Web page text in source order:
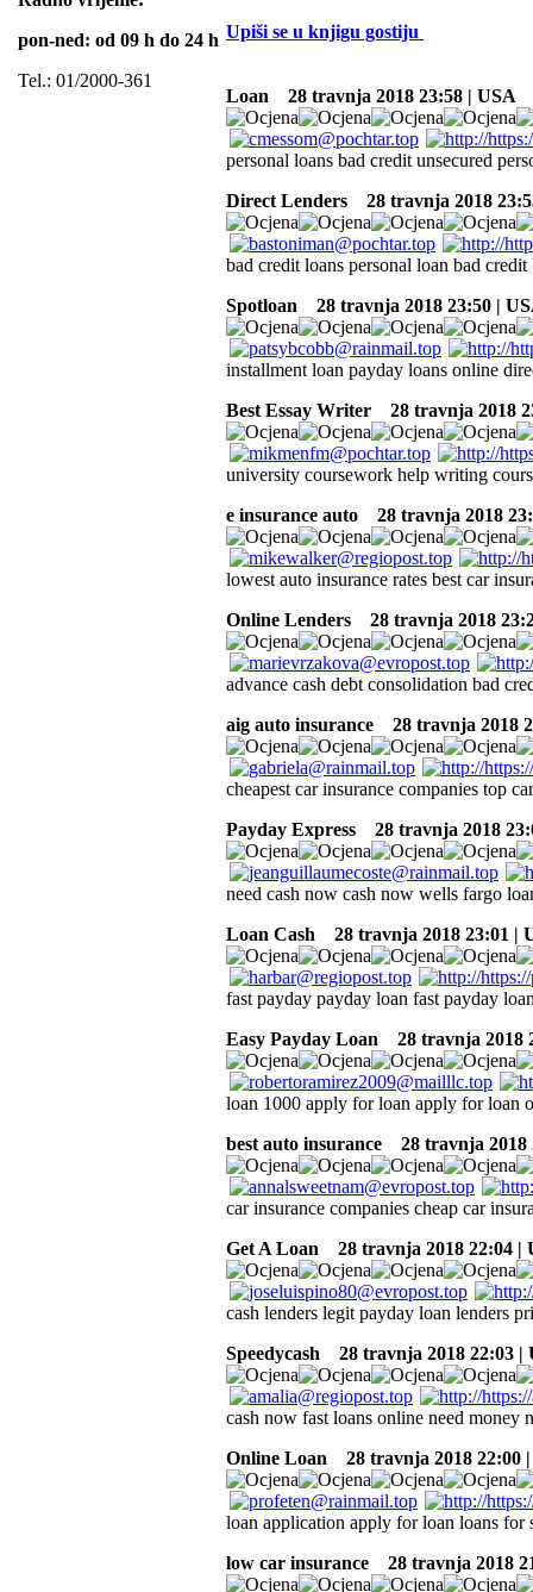
pon-ned: od 09 h do 24 h
Tel.: 01/2000-361
Upiši se u knjigu gostiju
Loan 28 travnja 2018 23:58 | USA
personal loans bad credit unsecured
Direct Lenders
28 travnja 2018
bad credit loans personal loan bad
Spotloan
28 travnja 2018 23:50 |
installment loan payday loans online
Best Essay Writer
28 travnja 2018
university coursework help writing
e insurance auto
28 travnja 2018
lowest auto insurance rates best car
Online Lenders
28 travnja 2018
advance cash debt consolidation bad
aig auto insurance
28 travnja 2018
cheapest car insurance companies top
Payday Express
28 travnja 2018
need cash now cash now wells fargo
Loan Cash
28 travnja 2018 23:01 |
fast payday payday loan fast payday
Easy Payday Loan
28 travnja 2018
loan 1000 apply for loan apply for loan
best auto insurance
28 travnja 2018
car insurance companies cheap car
Get A Loan
28 travnja 2018 22:04 |
cash lenders legit payday loan lenders
Speedycash
28 travnja 2018 22:03 |
cash now fast loans online need money
Online Loan
28 travnja 2018 22:00
loan application apply for loan loans
low car insurance
28 travnja 2018